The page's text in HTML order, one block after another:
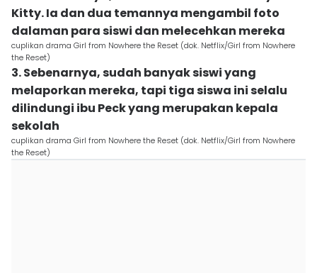
Kitty. Ia dan dua temannya mengambil foto
dalaman para siswi dan melecehkan mereka
cuplikan drama Girl from Nowhere the Reset (dok. Netflix/Girl from Nowhere
the Reset)
3. Sebenarnya, sudah banyak siswi yang
melaporkan mereka, tapi tiga siswa ini selalu
dilindungi ibu Peck yang merupakan kepala
sekolah
cuplikan drama Girl from Nowhere the Reset (dok. Netflix/Girl from Nowhere
the Reset)